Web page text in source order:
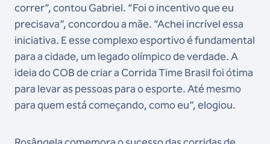
correr”, contou Gabriel. “Foi o incentivo que eu
precisava”, concordou a mãe. “Achei incrível essa
iniciativa. E esse complexo esportivo é fundamental
para a cidade, um legado olímpico de verdade. A
ideia do COB de criar a Corrida Time Brasil foi ótima
para levar as pessoas para o esporte. Até mesmo
para quem está começando, como eu”, elogiou.